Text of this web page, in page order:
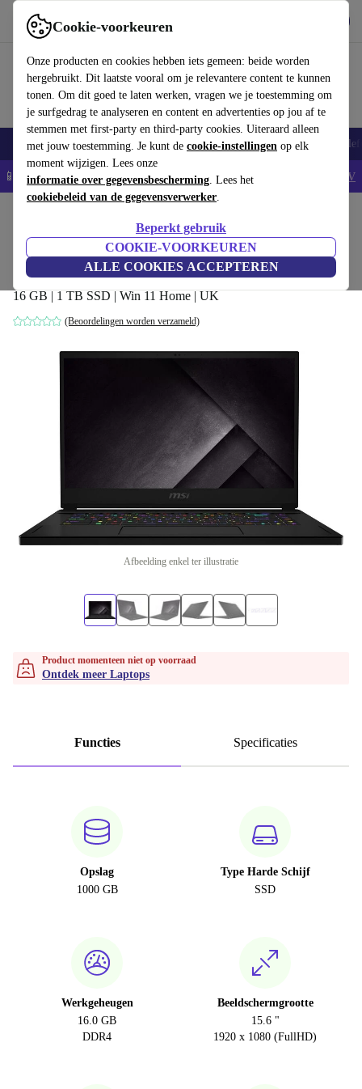
Cookie-voorkeuren
Onze producten en cookies hebben iets gemeen: beide worden
hergebruikt. Dit laatste vooral om je relevantere content te kunnen
tonen. Om dit goed te laten werken, vragen we je toestemming om
je surfgedrag te analyseren en content en advertenties op jou af te
stemmen met first-party en third-party cookies. Uiteraard alleen
met jouw toestemming. Je kunt de cookie-instellingen op elk
moment wijzigen. Lees onze
informatie over gegevensbescherming. Lees het
cookiebeleid van de gegevensverwerker.
Beperkt gebruik
COOKIE-VOORKEUREN
ALLE COOKIES ACCEPTEREN
Gebruik refurbed snel en eenvoudig
Smartphones Laptops Tablets Smartwatches Accessoires
📱5% EXTRA korting op alle iPhones – Code: IPHONEDEAL - AV
MSI GS66 Stealth 10SGS | i7-10875H |
15.6"
16 GB | 1 TB SSD | Win 11 Home | UK
(Beoordelingen worden verzameld)
Afbeelding enkel ter illustratie
Product momenteen niet op voorraad
Ontdek meer Laptops
Functies Specificaties
Opslag
1000 GB
Type Harde Schijf
SSD
Werkgeheugen
16.0 GB
DDR4
Beeldschermgrootte
15.6 "
1920 x 1080 (FullHD)